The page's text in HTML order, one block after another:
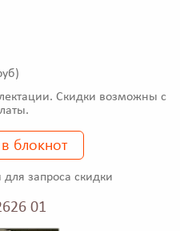
Скидки возможны с
блокнот
запроса скидки
01